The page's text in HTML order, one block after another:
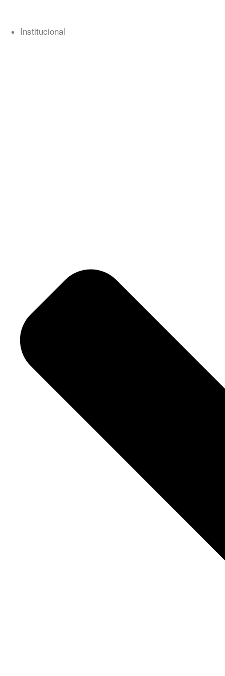
Institucional